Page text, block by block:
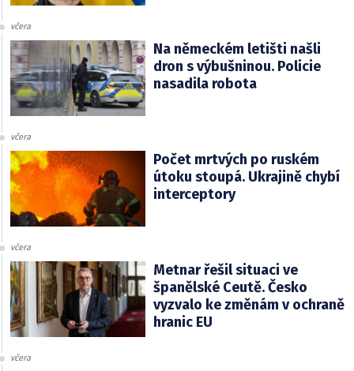
včera
Na německém letišti našli
dron s výbušninou. Policie
nasadila robota
včera
Počet mrtvých po ruském
útoku stoupá. Ukrajině chybí
interceptory
včera
Metnar řešil situaci ve
španělské Ceutě. Česko
vyzvalo ke změnám v ochraně
hranic EU
včera